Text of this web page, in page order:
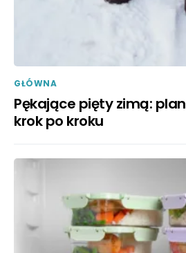
GŁÓWNA
Pękające pięty zimą:
krok po kroku